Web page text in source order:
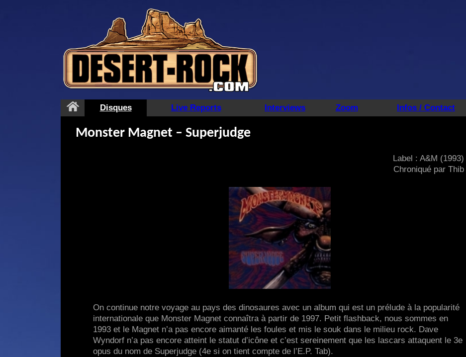
Disques Live Reports Interviews Zoom Infos / Contact
Monster Magnet – Superjudge
Label : A&M (1993)
Chroniqué par Thib
On continue notre voyage au pays des dinosaures avec un album qui est un prélude à la popularité
internationale que Monster Magnet connaîtra à partir de 1997. Petit flashback, nous sommes en
1993 et le Magnet n’a pas encore aimanté les foules et mis le souk dans le milieu rock. Dave
Wyndorf n’a pas encore atteint le statut d’icône et c’est sereinement que les lascars attaquent le 3e
opus du nom de Superjudge (4e si on tient compte de l’E.P. Tab).